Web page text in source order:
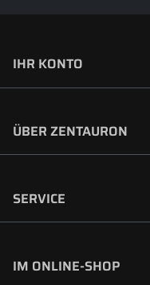
IHR KONTO
ÜBER ZENTAURON
SERVICE
IM ONLINE-SHOP